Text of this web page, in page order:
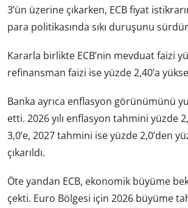
3’ün üzerine çıkarken, ECB fiyat
para politikasında sıkı duruşunu
Kararla birlikte ECB’nin mevduat faizi
refinansman faizi ise yüzde 2,40’a
Banka ayrıca enflasyon görünümünü
etti. 2026 yılı enflasyon tahmini yüzde
3,0’e, 2027 tahmini ise yüzde 2,0’den
çıkarıldı.
Öte yandan ECB, ekonomik büyüme
çekti. Euro Bölgesi için 2026 büyüme